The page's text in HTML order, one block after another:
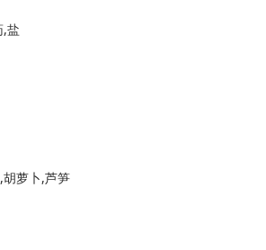
,盐
萝卜,芦笋